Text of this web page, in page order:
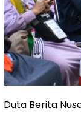
Duta Berita